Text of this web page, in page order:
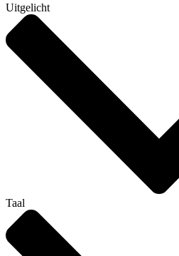
Uitgelicht
Taal